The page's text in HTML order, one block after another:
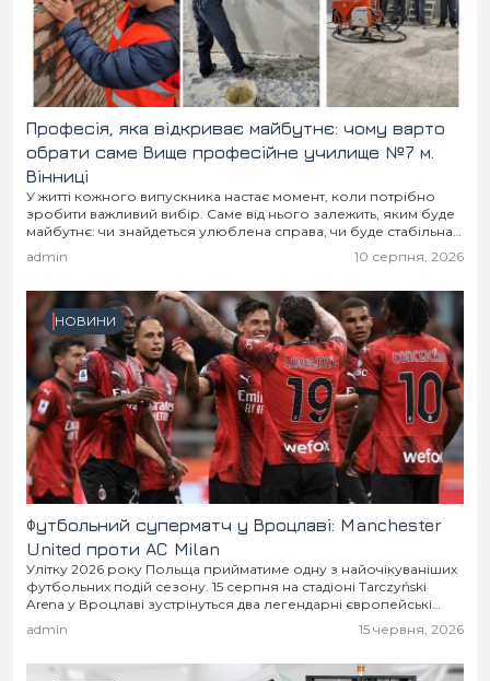
В кулуарах
Місто
Життя
Відео
Конфлікти
Партнери
Історія
Спорт
Футбол
Контакти
Підписатись на нас у Telegram
Професія, яка відкриває майбутнє: чому варто
обрати саме Вище професійне училище №7 м.
Вінниці
У житті кожного випускника настає момент, коли потрібно
зробити важливий вибір. Саме від нього залежить, яким буде
майбутнє: чи знайдеться улюблена справа, чи буде стабільна
робота та можливість гідно заробляти.
admin 10 серпня, 2026
НОВИНИ
Футбольний суперматч у Вроцлаві: Manchester
United проти AC Milan
Улітку 2026 року Польща прийматиме одну з найочікуваніших
футбольних подій сезону. 15 серпня на стадіоні Tarczyński
Arena у Вроцлаві зустрінуться два легендарні європейські
клуби — англійський Manchester United та італійський...
admin 15 червня, 2026